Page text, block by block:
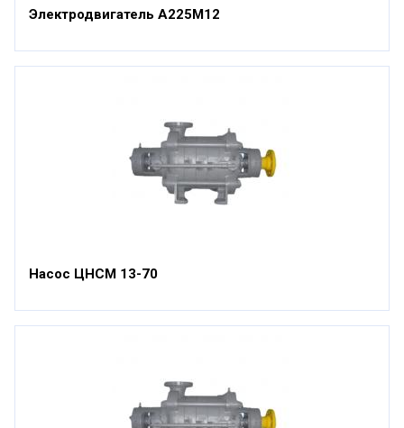
Электродвигатель А225М12
Насос ЦНСМ 13-70